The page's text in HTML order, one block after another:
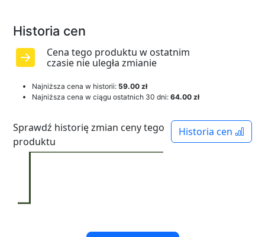
Historia cen
Cena tego produktu w ostatnim
czasie nie uległa zmianie
Najniższa cena w historii: 59.00 zł
Najniższa cena w ciągu ostatnich 30 dni: 64.00 zł
Historia cen
Sprawdź historię zmian ceny tego
produktu